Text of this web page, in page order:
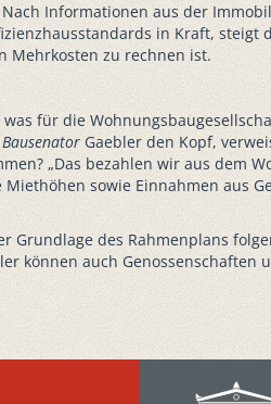
Informationen aus der
in Kraft,
Mehrkosten zu rechnen ist.
für die
Bausenator Gaebler den Kopf,
„Das bezahlen wir aus dem
sowie Einnahmen aus
des Rahmenplans
können auch Genossenschaften